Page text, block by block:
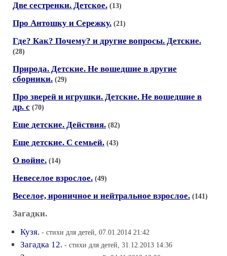
Две сестренки. Детское. (13)
Про Антошку и Сережку. (21)
Где? Как? Почему? и другие вопросы. Детские.
(28)
Природа. Детские. Не вошедшие в другие
сборники. (29)
Про зверей и игрушки. Детские. Не вошедшие в
др. с (70)
Еще детские. Действия. (82)
Еще детские. С семьей. (43)
О войне. (14)
Невеселое взрослое. (49)
Веселое, ироничное и нейтральное взрослое. (141)
Загадки.
Кузя. - стихи для детей, 07.01.2014 21:42
Загадка 12. - стихи для детей, 31.12.2013 14:36